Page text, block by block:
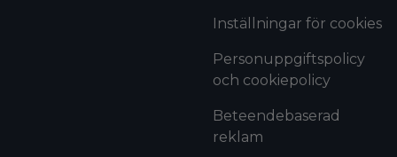
Inställningar för cookies
Personuppgiftspolicy
och cookiepolicy
Beteendebaserad
reklam